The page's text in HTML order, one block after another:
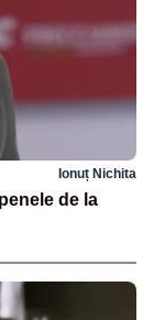
Ionuț Nichita
de la